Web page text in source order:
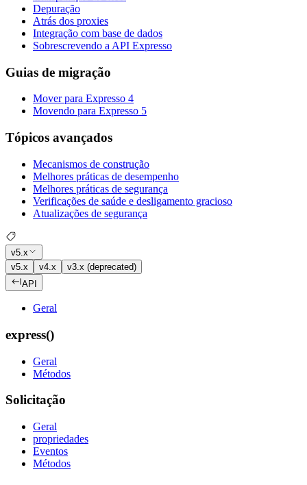
Depuração
Atrás dos proxies
Integração com base de dados
Sobrescrevendo a API Expresso
Guias de migração
Mover para Expresso 4
Movendo para Expresso 5
Tópicos avançados
Mecanismos de construção
Melhores práticas de desempenho
Melhores práticas de segurança
Verificações de saúde e desligamento gracioso
Atualizações de segurança
v5.x
v5.x
v4.x
v3.x (deprecated)
API
Geral
express()
Geral
Métodos
Solicitação
Geral
propriedades
Eventos
Métodos